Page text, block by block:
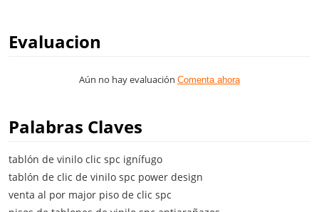
Evaluacion
Aún no hay evaluación Comenta ahora
Palabras Claves
tablón de vinilo clic spc ignífugo
tablón de clic de vinilo spc power design
venta al por major piso de clic spc